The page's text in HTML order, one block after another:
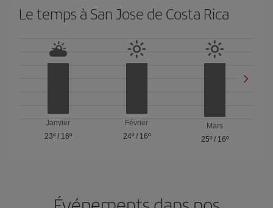
Le temps à San Jose de Costa Rica
Janvier
23º/ 16º
Février
24º/ 16º
Mars
25º / 16º